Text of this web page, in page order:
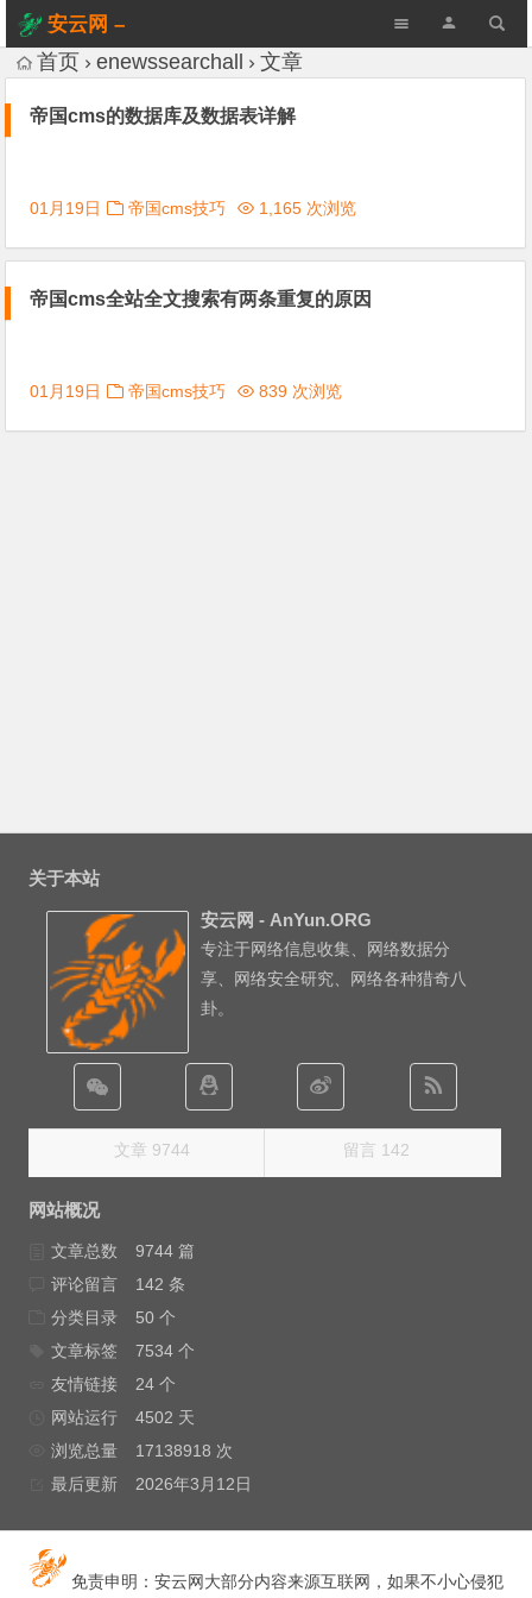
安云网 –
AnYun.ORG
首页 enewssearchall 文章
帝国cms的数据库及数据表详解
01月19日 帝国cms技巧 1,165 次浏览
帝国cms全站全文搜索有两条重复的原因
01月19日 帝国cms技巧 839 次浏览
关于本站
安云网 - AnYun.ORG
专注于网络信息收集、网络数据分
享、网络安全研究、网络各种猎奇八
卦。
文章 9744 留言 142
网站概况
文章总数
9744 篇
评论留言
142 条
分类目录
50 个
文章标签
7534 个
友情链接
24 个
网站运行
4502 天
浏览总量
17138918 次
最后更新
2026年3月12日
免责申明：安云网大部分内容来源互联网，如果不小心侵犯